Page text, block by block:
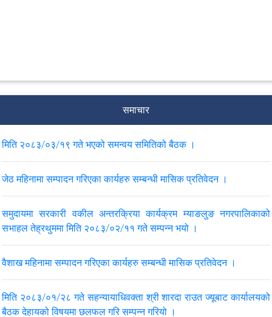
समाचार
मिति २०८३/०३/१९ गते भएको समन्वय समितिको बैठक ।
जेठ महिनामा सम्पादन गरिएका कार्यहरु सम्बन्धी मासिक प्रतिवेदन ।
समुदायमा सरकारी वकील अन्तरक्रिया कार्यक्रम म्याङलुङ नगरपालिकाको
सभाहल तेह्रथुममा मिति २०८३/०२/११ गते सम्पन्न भयो ।
वैशाख महिनामा सम्पादन गरिएका कार्यहरु सम्बन्धी मासिक प्रतिवेदन ।
मिति २०८३/०१/२८ गते सहन्यायाधिवक्ता श्री शारदा राउत ज्यूबाट कार्यालयको
बैठक देहायको विषयमा छलफल गरि सम्पन्न गरियो ।